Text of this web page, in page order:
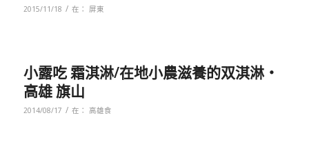
2015/11/18 / 在： 屏東
小露吃 霜淇淋/在地小農滋養的双淇淋‧
高雄 旗山
2014/08/17 / 在： 高雄食